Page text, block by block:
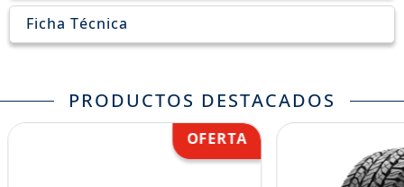
Ficha Técnica
PRODUCTOS DESTACADOS